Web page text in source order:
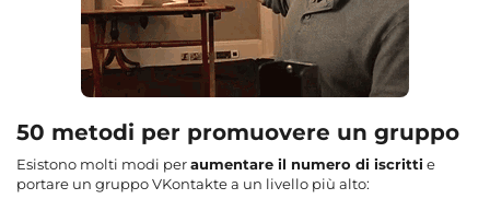
50 metodi per promuovere un gruppo
Esistono molti modi peraumentare il numero di iscrittie
portare un gruppo VKontakte a un livello più alto: